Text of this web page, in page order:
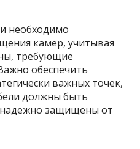
необходимо
камер, учитывая
требующие
обеспечить
важных точек,
должны быть
защищены от